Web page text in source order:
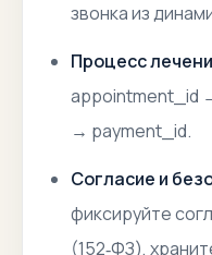
звонка из
Процесс
appointment_id
→ payment_id.
Согласие и
фиксируйте
(152‑ФЗ),